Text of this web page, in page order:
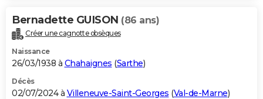
Bernadette GUISON (86 ans)
Créer une cagnotte obsèques
Naissance
26/03/1938 à Chahaignes (Sarthe)
Décès
02/07/2024 à Villeneuve-Saint-Georges (Val-de-Marne)